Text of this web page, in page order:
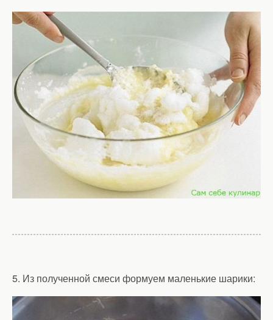
5. Из полученной смеси формуем маленькие шарики: